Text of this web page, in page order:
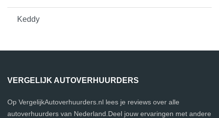
Keddy
VERGELIJK AUTOVERHUURDERS
Op VergelijkAutoverhuurders.nl lees je reviews over alle
autoverhuurders van Nederland.Deel jouw ervaringen met andere